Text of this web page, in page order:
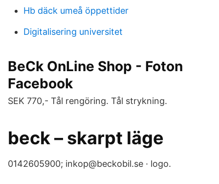
Hb däck umeå öppettider
Digitalisering universitet
BeCk OnLine Shop - Foton
Facebook
SEK 770,- Tål rengöring. Tål strykning.
beck – skarpt läge
0142605900; inkop@beckobil.se · logo.